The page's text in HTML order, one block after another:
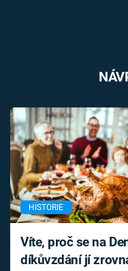
HISTORIE
Víte, proč se na
díkůvzdání jí